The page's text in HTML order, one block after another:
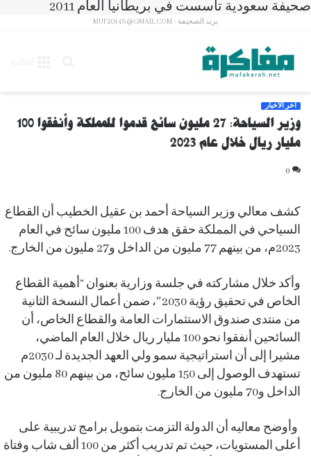
صحيفة سعودية تأسست في بريطانيا العام 2011
بريد الصحيفة - MUF2014S@GMAIL.COM
آخر الأخبار
وزير السياحة: 27 مليون سائح قدموا للمملكة وأنفقوا 100
مليار ريال خلال عام 2023
0
كشف معالي وزير السياحة أحمد بن عقيل الخطيب أن القطاع
السياحي في المملكة حقق هدف 100 مليون سائح في العام
2023م،
من بينهم 77 مليون من الداخل و27 مليون من الخارج.
وأكد خلال مشاركته في جلسة وزارية بعنوان “أهمية القطاع
الخاص في تحقيق رؤية 2030″، ضمن أعمال النسخة الثانية
من منتدى صندوق الاستثمارات العامة والقطاع الخاص، أن
السائحين أنفقوا نحو 100 مليار ريال خلال العام الماضي،
مشيرا إلى أن استراتيجية سمو ولي العهد الجديدة لـ 2030م
تستهدف الوصول إلى 150 مليون سائح، من بينهم 80 مليون من
الداخل و70 مليون من الخارج.
وأوضح معاليه أن الدولة التزمت بتمويل برامج تدريبية على
أعلى المستويات، حيث تم تدريب أكثر من 100 ألف شاب وفتاة